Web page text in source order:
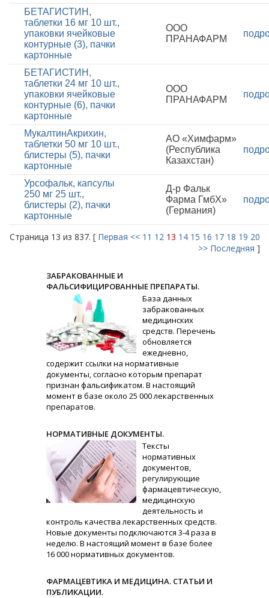
БЕТАГИСТИН,
таблетки 16 мг 10 шт.,
упаковки ячейковые
контурные (3), пачки
картонные
ООО
ПРАНАФАРМ
БЕТАГИСТИН,
таблетки 24 мг 10 шт.,
упаковки ячейковые
контурные (6), пачки
картонные
ООО
ПРАНАФАРМ
МукалтинАкрихин,
таблетки 50 мг 10 шт.,
блистеры (5), пачки
картонные
АО «Химфарм»
(Республика
Казахстан)
Урсофальк, капсулы
250 мг 25 шт.,
блистеры (2), пачки
картонные
Д-р Фальк
Фарма ГмбХ»
(Германия)
Страница 13 из 837. [ Первая << 11 12 13 14 15 16 17 18 19 20
>> Последняя ]
ЗАБРАКОВАННЫЕ И
ФАЛЬСИФИЦИРОВАННЫЕ ПРЕПАРАТЫ.
База данных
забракованных
медицинских
средств. Перечень
обновляется
ежедневно,
содержит ссылки на нормативные
документы, согласно которым препарат
признан фальсификатом. В настоящий
момент в базе около 25 000 лекарственных
препаратов.
НОРМАТИВНЫЕ ДОКУМЕНТЫ.
Тексты
нормативных
документов,
регулирующие
фармацевтическую,
медицинскую
деятельность и
контроль качества лекарственных средств.
Новые документы подключаются 3-4 раза в
неделю. В настоящий момент в базе более
16 000 нормативных документов.
ФАРМАЦЕВТИКА И МЕДИЦИНА. СТАТЬИ И
ПУБЛИКАЦИИ.